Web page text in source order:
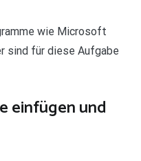
wie Microsoft
sind für diese Aufgabe
einfügen und